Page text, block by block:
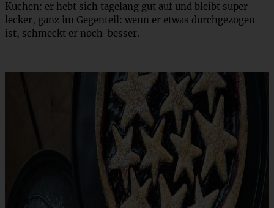
Kuchen: er hebt sich tagelang gut auf und bleibt super
lecker, ganz im Gegenteil: wenn er etwas durchgezogen
ist, schmeckt er noch besser.